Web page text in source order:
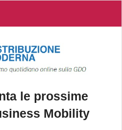
le prossime
Mobility